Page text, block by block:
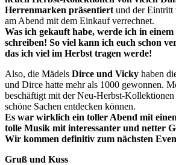
Herrenmarken präsentiert und der Eintritt
am Abend mit dem Einkauf verrechnet.
Was ich gekauft habe, werde ich in einem
schreiben! So viel kann ich euch schon
das ich viel im Herbst tragen werde!
Also, die Mädels Dirce und Vicky haben
und Dirce hatte mehr als 1000 gewonnen.
beschäftigt mit der Neu-Herbst-
schöne Sachen entdecken können.
Es war wirklich ein toller Abend mit
tolle Musik mit interessanter und netter
Wir kommen definitiv zum nächsten
Gruß und Kuss